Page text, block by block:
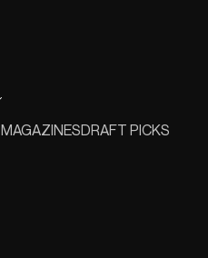
MAGAZINESDRAFT PICKS